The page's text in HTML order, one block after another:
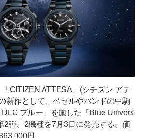
CITIZEN ATTESA」(シチズン アテ
新作として、ベゼルやバンドの中駒
ブルー」を施した「Blue Univers
2弾、2機種を7月3日に発売する。価
円。